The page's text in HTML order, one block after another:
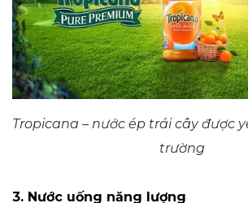
Tropicana – nước ép trái cây được
trường
3. Nước uống năng lượng